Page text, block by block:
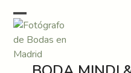
content
Open
mobile
menu
Close
mobile
menu